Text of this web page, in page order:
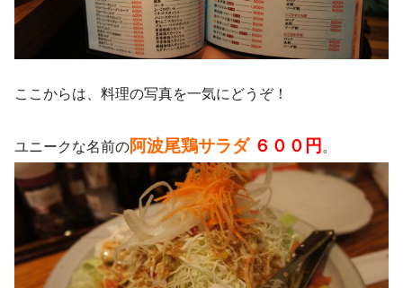
ここからは、料理の写真を一気にどうぞ！
ユニークな名前の阿波尾鶏サラダ ６００円 。